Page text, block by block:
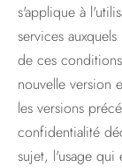
s'applique à
services
de ces
nouvelle version
les versions
confidentialité
sujet, l'usage qui